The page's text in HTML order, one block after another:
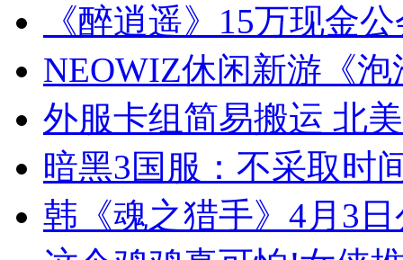
《醉逍遥》15万现金
NEOWIZ休闲新游《
外服卡组简易搬运 北
暗黑3国服：不采取时
韩《魂之猎手》4月3